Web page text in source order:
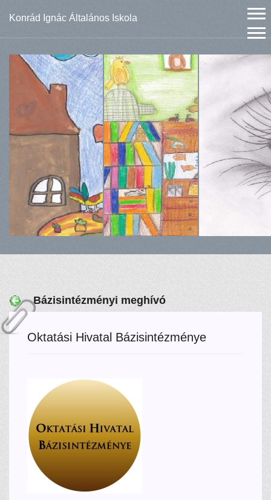
Konrád Ignác Általános Iskola
Bázisintézményi meghívó
Oktatási Hivatal Bázisintézménye